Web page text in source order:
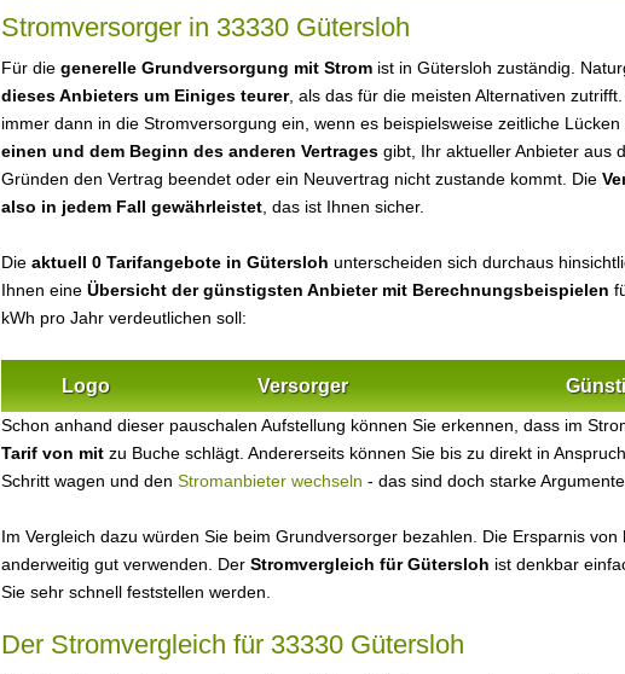
Stromversorger in 33330 Gütersloh
Für die generelle Grundversorgung mit Strom ist in Gütersloh zuständig.
dieses Anbieters um Einiges teurer, als das für die meisten Alternativen
immer dann in die Stromversorgung ein, wenn es beispielsweise zeitliche Lücken
einen und dem Beginn des anderen Vertrages gibt, Ihr aktueller Anbieter aus
Gründen den Vertrag beendet oder ein Neuvertrag nicht zustande kommt. Die
also in jedem Fall gewährleistet , das ist Ihnen sicher.
Die aktuell 0 Tarifangebote in Gütersloh unterscheiden sich durchaus
Ihnen eine Übersicht der günstigsten Anbieter mit Berechnungsbeispielen
kWh pro Jahr verdeutlichen soll:
Logo Versorger
Schon anhand dieser pauschalen Aufstellung können Sie erkennen, dass im
Tarif von mit zu Buche schlägt. Andererseits können Sie bis zu direkt in
Schritt wagen und den Stromanbieter wechseln - das sind doch starke Argumente.
Im Vergleich dazu würden Sie beim Grundversorger bezahlen. Die Ersparnis von
anderweitig gut verwenden. Der Stromvergleich für Gütersloh ist denkbar
Sie sehr schnell feststellen werden.
Der Stromvergleich für 33330 Gütersloh